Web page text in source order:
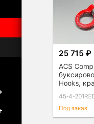
25 715 ₽
ACS
Hooks,
45-4-
Под заказ